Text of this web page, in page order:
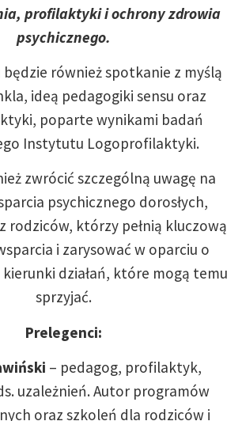
profilaktyki i ochrony zdrowia
psychicznego.
również spotkanie z myślą
ideą pedagogiki sensu oraz
poparte wynikami badań
Instytutu Logoprofilaktyki.
zwrócić szczególną uwagę na
psychicznego dorosłych,
rodziców, którzy pełnią kluczową
i zarysować w oparciu o
działań, które mogą temu
sprzyjać.
Prelegenci:
– pedagog, profilaktyk,
uzależnień. Autor programów
oraz szkoleń dla rodziców i